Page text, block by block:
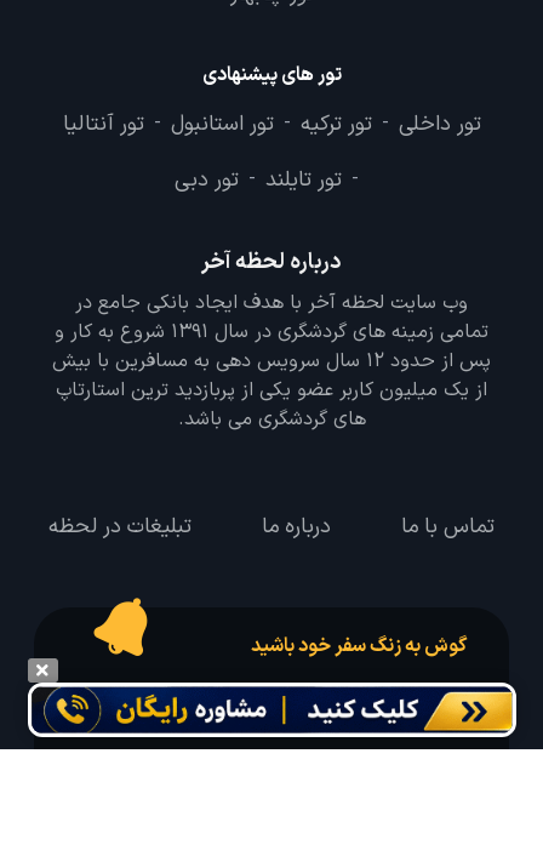
تور های پیشنهادی
تور داخلی - تور ترکیه - تور استانبول - تور آنتالیا
- تور تایلند - تور دبی
درباره لحظه آخر
وب سایت لحظه آخر با هدف ایجاد بانکی جامع در
تمامی زمینه های گردشگری در سال 1391 شروع به کار و
پس از حدود 12 سال سرویس دهی به مسافرین با بیش
از یک میلیون کاربر عضو یکی از پربازدید ترین استارتاپ
های گردشگری می باشد.
تماس با ما درباره ما تبلیغات در لحظه
گوش به زنگ سفر خود باشید
درخواست سفر خود را در مدت زمان دلخواه ثبت و پیامک بهترین آفر مربوط به تور
درخواستی خود را دریافت نمایید